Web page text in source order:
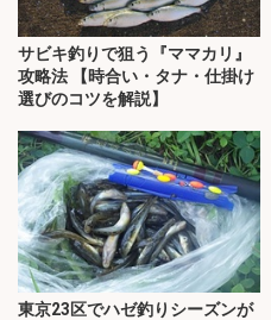
サビキ釣りで狙う『ママカリ』
攻略法 【時合い・タナ・仕掛け
選びのコツを解説】
東京23区でハゼ釣りシーズンが